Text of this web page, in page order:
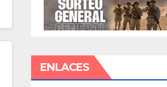
ENLACES